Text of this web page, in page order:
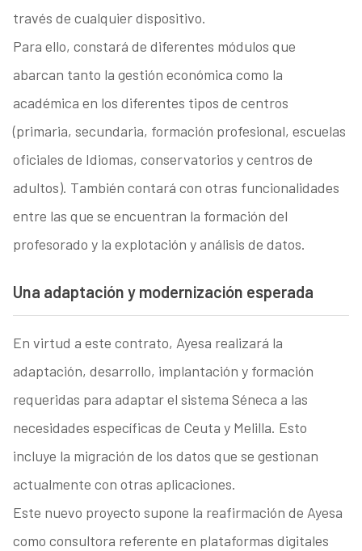
través de cualquier dispositivo.
Para ello, constará de diferentes módulos que
abarcan tanto la gestión económica como la
académica en los diferentes tipos de centros
(primaria, secundaria, formación profesional, escuelas
oficiales de Idiomas, conservatorios y centros de
adultos). También contará con otras funcionalidades
entre las que se encuentran la formación del
profesorado y la explotación y análisis de datos.
Una adaptación y modernización esperada
En virtud a este contrato, Ayesa realizará la
adaptación, desarrollo, implantación y formación
requeridas para adaptar el sistema Séneca a las
necesidades específicas de Ceuta y Melilla. Esto
incluye la migración de los datos que se gestionan
actualmente con otras aplicaciones.
Este nuevo proyecto supone la reafirmación de Ayesa
como consultora referente en plataformas digitales